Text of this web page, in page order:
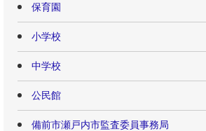
保育園
小学校
中学校
公民館
備前市瀬戸内市監査委員事務局